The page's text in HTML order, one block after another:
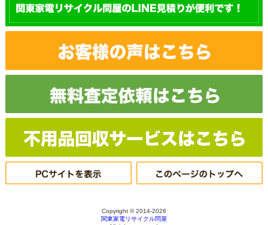
Copyright © 2014-2026
関東家電リサイクル問屋